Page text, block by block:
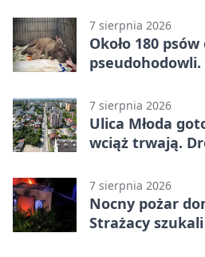
7 sierpnia 2026
Około 180
7 sierpnia 2026
Ulica Młoda
wciąż trwają.
7 sierpnia 2026
Nocny pożar
Strażacy